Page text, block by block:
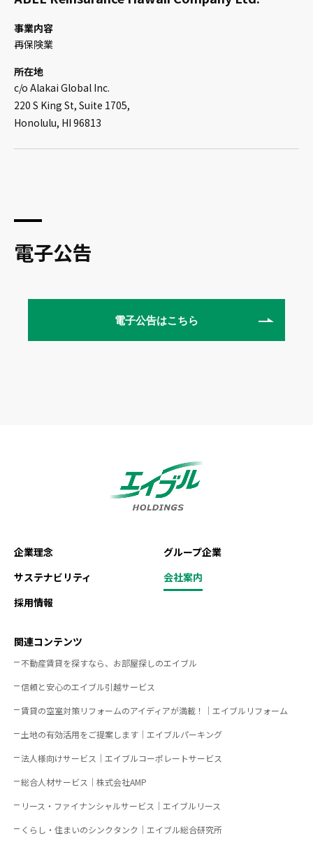
事業内容
再保険業
所在地
c/o Alakai Global Inc.
220 S King St, Suite 1705,
Honolulu, HI 96813
電子公告
電子公告はこちら
企業理念
グループ企業
サステナビリティ
会社案内
採用情報
関連コンテンツ
不動産賃貸を探すなら、お部屋探しのエイブル
信頼と安心のエイブル引越サービス
賃貸の空室対策リフォームのアイディアが満載！│エイブルリフォーム
土地の有効活用をご提案します｜エイブルパーキング
法人様向けサービス｜エイブルコーポレートサービス
総合人材サービス｜株式会社AMP
リース・ファイナンシャルサービス｜エイブルリース
くらし・住まいのシンクタンク｜エイブル総合研究所